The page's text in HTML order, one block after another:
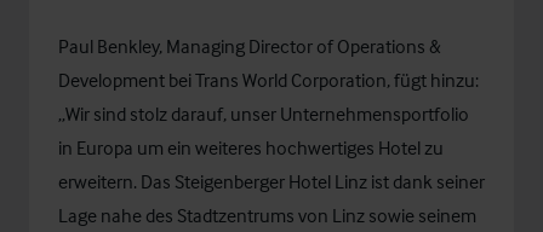
Paul Benkley, Managing Director of Operations &
Development bei Trans World Corporation, fügt hinzu:
„Wir sind stolz darauf, unser Unternehmensportfolio
in Europa um ein weiteres hochwertiges Hotel zu
erweitern. Das Steigenberger Hotel Linz ist dank seiner
Lage nahe des Stadtzentrums von Linz sowie seinem